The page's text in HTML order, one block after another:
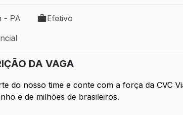
trabalho: Belém - PA
- PA
Tipo de vaga: Efetivo
Efetivo
trabalho: Presencial
DA VAGA
do nosso time e conte com a força da CVC
e de milhões de brasileiros.